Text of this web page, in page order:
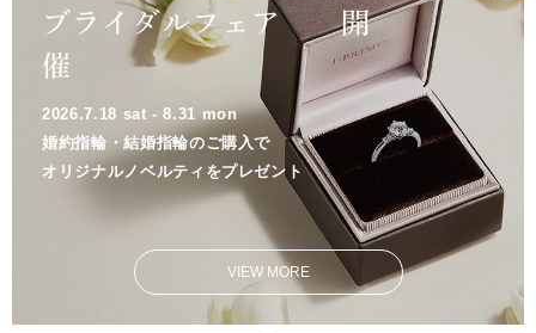
VIEW MORE
ブライダルフェア 開
催
2026.7.18 sat - 8.31 mon
婚約指輪・結婚指輪のご購入で
オリジナルノベルティをプレゼント